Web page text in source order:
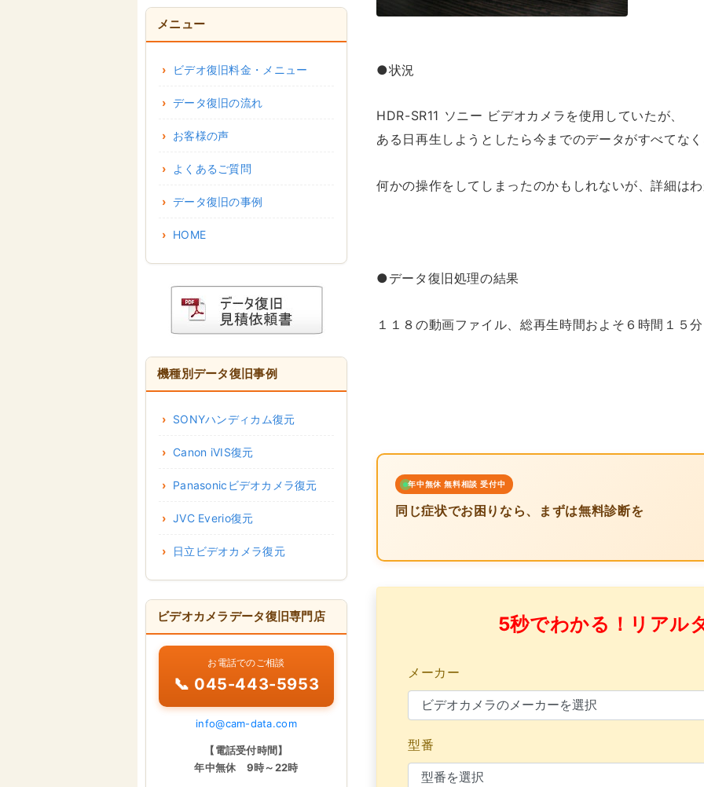
●状況
HDR-SR11 ソニー ビデオカメラを使用していたが、
ある日再生しようとしたら今までのデータがすべてな
何かの操作をしてしまったのかもしれないが、詳細は
●データ復旧処理の結果
１１８の動画ファイル、総再生時間およそ６時間１５
年中無休 無料相談 受付中
同じ症状でお困りなら、まずは無料診断を
5秒でわかる！リアル
メーカー
型番
メニュー
ビデオ復旧料金・メニュー
データ復旧の流れ
お客様の声
よくあるご質問
データ復旧の事例
HOME
機種別データ復旧事例
SONYハンディカム復元
Canon iVIS復元
Panasonicビデオカメラ復元
JVC Everio復元
日立ビデオカメラ復元
ビデオカメラデータ復旧専門店
お電話でのご相談
📞 045-443-5953
info@cam-data.com
【電話受付時間】
年中無休 9時～22時